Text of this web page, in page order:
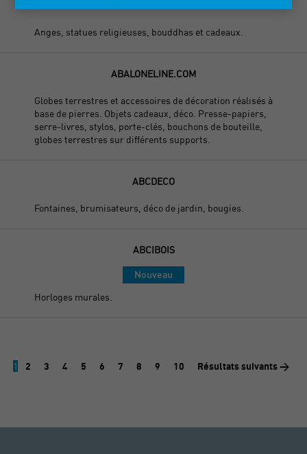
Anges, statues religieuses, bouddhas et cadeaux.
ABALONELINE.COM
Globes terrestres et accessoires de décoration réalisés à
base de pierres. Objets cadeaux, déco. Presse-papiers,
serre-livres, stylos, porte-clés, bouchons de bouteille,
globes terrestres sur différents supports.
ABCDECO
Fontaines, brumisateurs, déco de jardin, bougies.
ABCIBOIS
Nouveau
Horloges murales.
1 2 3 4 5 6 7 8 9 10 Résultats suivants >